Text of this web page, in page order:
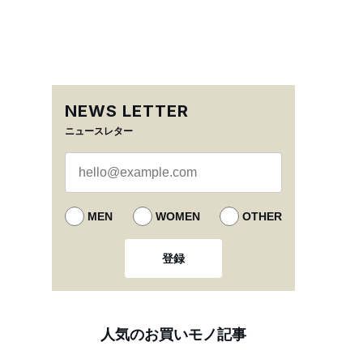
NEWS LETTER
ニュースレター
MEN WOMEN OTHER
登録
人気のお買いモノ記事